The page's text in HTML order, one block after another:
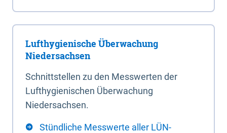
Lufthygienische Überwachung
Niedersachsen
Schnittstellen zu den Messwerten der
Lufthygienischen Überwachung
Niedersachsen.
Stündliche Messwerte aller LÜN-